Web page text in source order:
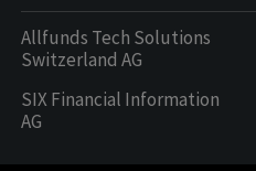
Allfunds Tech Solutions
Switzerland AG
SIX Financial Information
AG